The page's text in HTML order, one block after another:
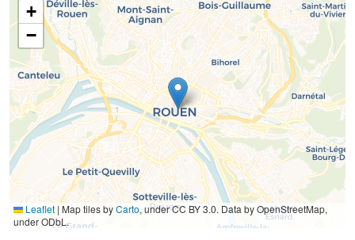
+
−
Leaflet | Map tiles byCarto, under CC BY 3.0. Data by OpenStreetMap,
under ODbL.